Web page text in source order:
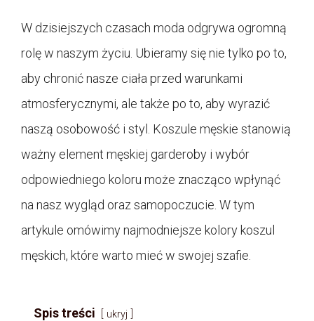
W dzisiejszych czasach moda odgrywa ogromną
rolę w naszym życiu. Ubieramy się nie tylko po to,
aby chronić nasze ciała przed warunkami
atmosferycznymi, ale także po to, aby wyrazić
naszą osobowość i styl. Koszule męskie stanowią
ważny element męskiej garderoby i wybór
odpowiedniego koloru może znacząco wpłynąć
na nasz wygląd oraz samopoczucie. W tym
artykule omówimy najmodniejsze kolory koszul
męskich, które warto mieć w swojej szafie.
Spis treści ukryj